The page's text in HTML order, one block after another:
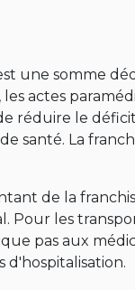
une somme
actes
réduire le
santé. La
de la
Pour les
pas aux
d'hospitalisation.